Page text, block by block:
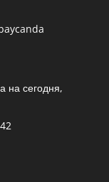
на сегодня,